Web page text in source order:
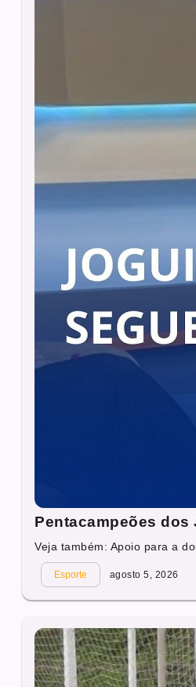
Pentacampeões
Veja também: Apoio para a
Esporte agosto 5, 2026